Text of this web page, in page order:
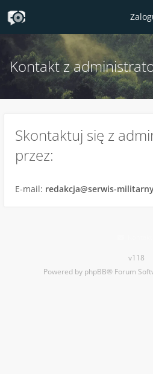
Kontakt z
Skontaktuj się z
przez:
E-mail: redakcja@serwis-
v118
Powered by phpBB® Forum